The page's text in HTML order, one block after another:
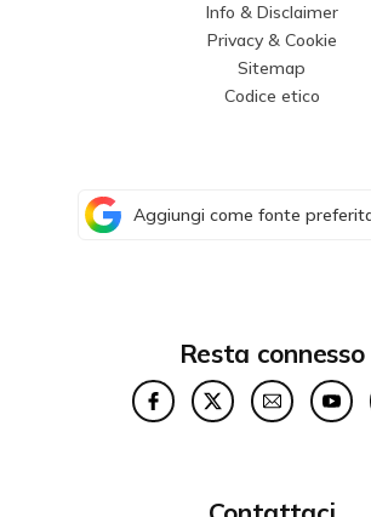
Info & Disclaimer
Privacy & Cookie
Sitemap
Codice etico
Aggiungi come fonte
Resta connesso